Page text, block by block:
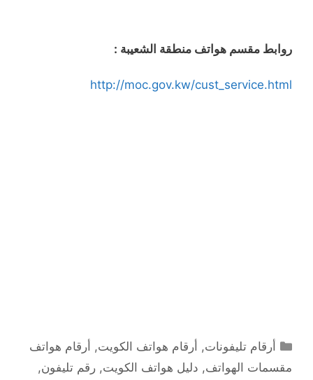
روابط مقسم هواتف منطقة الشعيبة :
http://moc.gov.kw/cust_service.html
التصنيفات
أرقام تليفونات, أرقام هواتف الكويت, أرقام هواتف
مقسمات الهواتف, دليل هواتف الكويت, رقم تليفون,